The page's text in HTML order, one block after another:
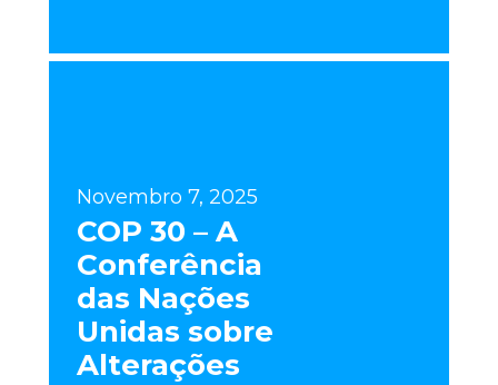
Novembro 7, 2025
COP 30 – A
Conferência
das Nações
Unidas sobre
Alterações